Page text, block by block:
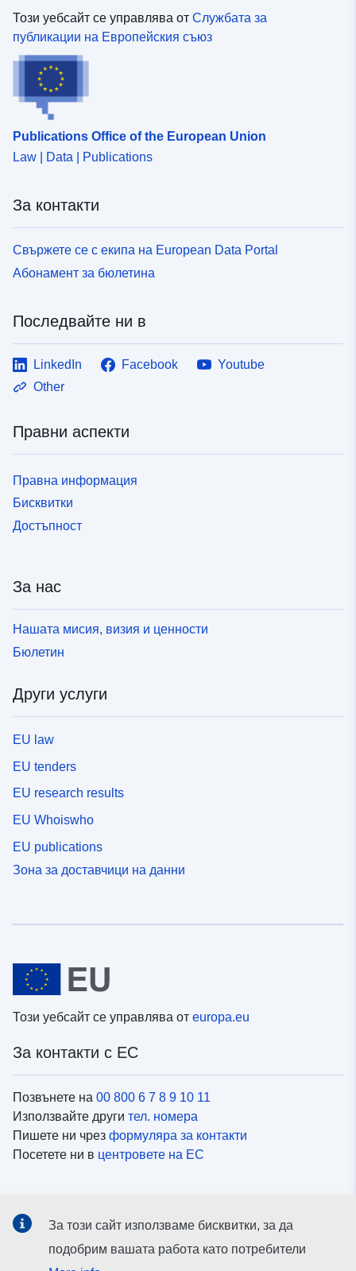
Този уебсайт се управлява от Службата за
публикации на Европейския съюз
Publications Office of the European Union
Law | Data | Publications
За контакти
Свържете се с екипа на European Data Portal
Абонамент за бюлетина
Последвайте ни в
LinkedIn Facebook
Youtube
Other
Правни аспекти
Правна информация
Бисквитки
Достъпност
За нас
Нашата мисия, визия и ценности
Бюлетин
Други услуги
EU law
EU tenders
EU research results
EU Whoiswho
EU publications
Зона за доставчици на данни
Този уебсайт се управлява от europa.eu
За контакти с ЕС
Позвънете на 00 800 6 7 8 9 10 11
Използвайте други тел. номера
Пишете ни чрез формуляра за контакти
Посетете ни в центровете на ЕС
Вижте профили на ЕС в социалните медии
За този сайт използваме бисквитки, за да
подобрим вашата работа като потребители